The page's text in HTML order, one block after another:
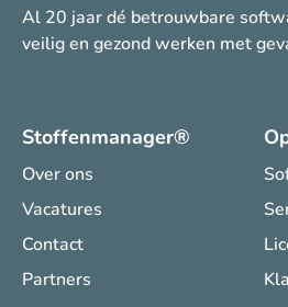
Al 20 jaar dé betrouwbare
veilig en gezond werken met
Stoffenmanager®
Over ons
Vacatures
Contact
Partners